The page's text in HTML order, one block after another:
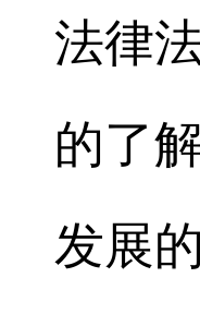
法律
的了
发展